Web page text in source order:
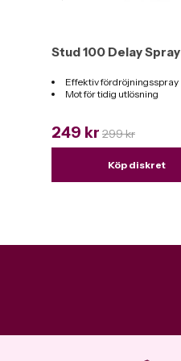
Stud 100 Delay Spray
Effektiv fördröjningsspray
Mot för tidig utlösning
249 kr 299 kr
Köp diskret